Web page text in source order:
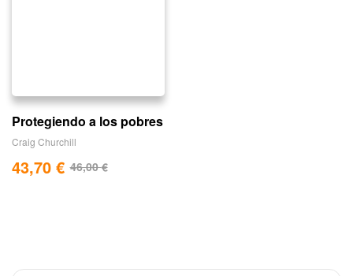
Protegiendo a los pobres
Craig Churchill
46,00€
43,70 €